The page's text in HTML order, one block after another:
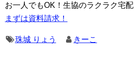
お一人でもOK！生協のラクラク宅配
まずは資料請求！
珠城 りょう きーこ